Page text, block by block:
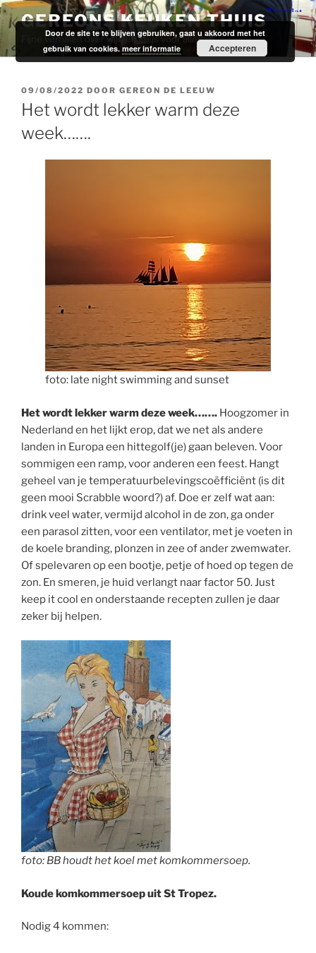
Ga
naar
de
inhoud
GEREONS KEUKEN THUIS
Fijne verhalen over wijn en spijs voor alledag.
GEPLAATST
OP
09/08/2022 DOOR GEREON DE LEEUW
Het wordt lekker warm deze
week…….
foto: late night swimming and sunset
Het wordt lekker warm deze week……. Hoogzomer in
Nederland en het lijkt erop, dat we net als andere
landen in Europa een hittegolf(je) gaan beleven. Voor
sommigen een ramp, voor anderen een feest. Hangt
geheel van je temperatuurbelevingscoëfficiënt (is dit
geen mooi Scrabble woord?) af. Doe er zelf wat aan:
drink veel water, vermijd alcohol in de zon, ga onder
een parasol zitten, voor een ventilator, met je voeten in
de koele branding, plonzen in zee of ander zwemwater.
Of spelevaren op een bootje, petje of hoed op tegen de
zon. En smeren, je huid verlangt naar factor 50. Just
keep it cool en onderstaande recepten zullen je daar
zeker bij helpen.
foto: BB houdt het koel met komkommersoep.
Koude komkommersoep uit St Tropez.
Nodig 4 kommen:
Door de site te te blijven gebruiken, gaat u akkoord met het
gebruik van cookies.meer informatie Accepteren